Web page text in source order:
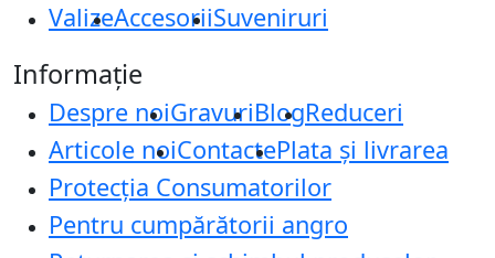
ValizeAccesoriiSuveniruri
Informație
Despre noiGravuriBlogReduceri
Articole noiContactePlata și livrarea
Protecţia Consumatorilor
Pentru cumpărătorii angro